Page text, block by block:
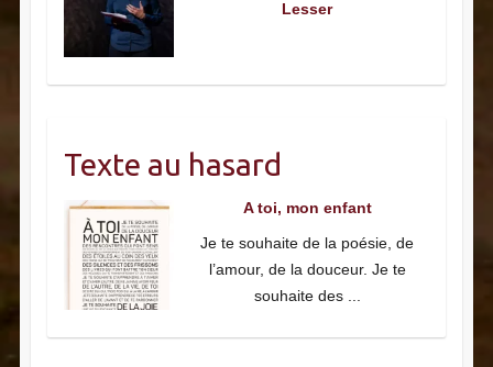
Lesser
Texte au hasard
A toi, mon enfant
Je te souhaite de la poésie, de
l’amour, de la douceur. Je te
souhaite des ...